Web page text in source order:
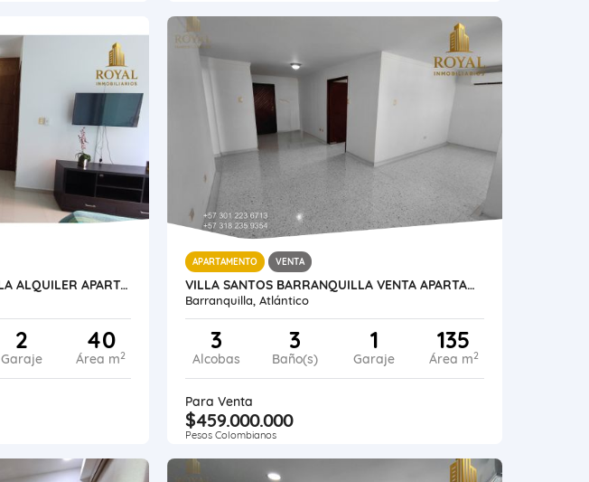
SAN VICENTE BARRANQUILLA ALQUILER APARTAMENTO AMOBLADO
2
Garaje
40
Área m2
APARTAMENTO VENTA
VILLA SANTOS BARRANQUILLA VENTA APARTAMENTO DE 135 METROS
Barranquilla, Atlántico
3
Alcobas
3
Baño(s)
1
Garaje
135
Área m2
Para Venta
$459.000.000
Pesos Colombianos